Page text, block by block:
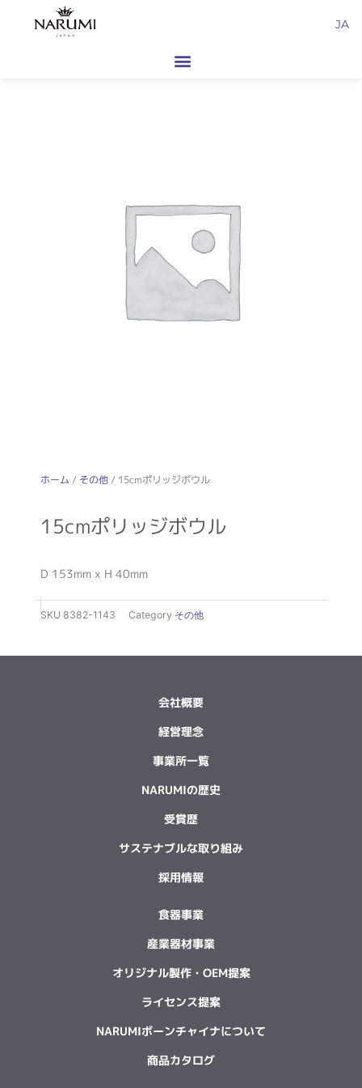
JA
ホーム / その他/ 15cmポリッジボウル
15cmポリッジボウル
D 153mm x H 40mm
SKU 8382-1143 Category その他
会社概要
経営理念
事業所一覧
NARUMIの歴史
受賞歴
サステナブルな取り組み
採用情報
食器事業
産業器材事業
オリジナル製作・OEM提案
ライセンス提案
NARUMIボーンチャイナについて
商品カタログ